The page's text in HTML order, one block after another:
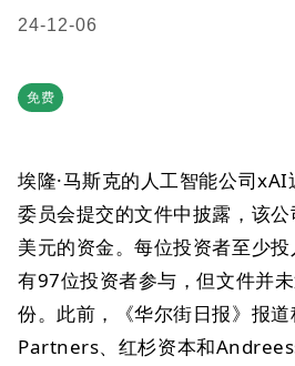
24-12-06
免费
埃隆·马斯克的人工智能公司
委员会提交的文件中披露，该
美元的资金。每位投资者至少
有97位投资者参与，但文件并
份。此前，《华尔街日报》报
Partners、红杉资本和